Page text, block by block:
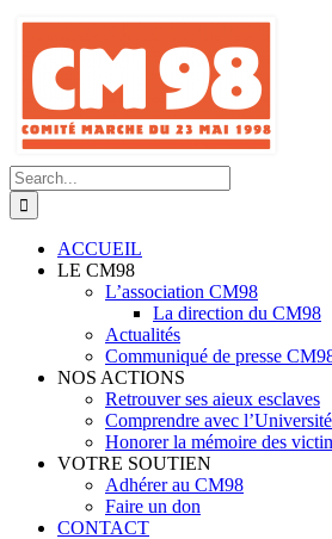
Skip
content
Search
for:
ACCUEIL
LE CM98
L’association CM98
La direction du CM98
Actualités
Communiqué de presse
NOS ACTIONS
Retrouver ses aieux esclaves
Comprendre avec
Honorer la mémoire des
VOTRE SOUTIEN
Adhérer au CM98
Faire un don
CONTACT